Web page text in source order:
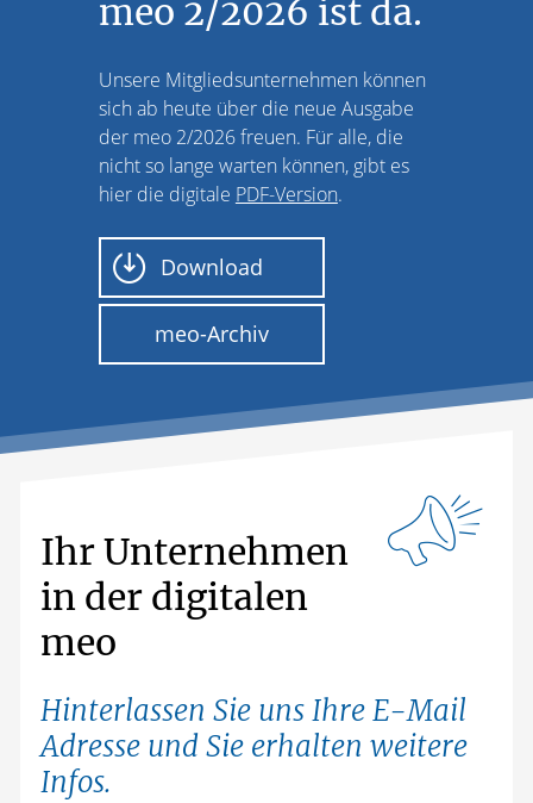
meo 2/2026 ist da.
Unsere Mitgliedsunternehmen können
sich ab heute über die neue Ausgabe
der meo 2/2026 freuen. Für alle, die
nicht so lange warten können, gibt es
hier die digitale PDF-Version.
Download
meo-Archiv
Ihr Unternehmen
in der digitalen
meo
Hinterlassen Sie uns Ihre E-Mail
Adresse und Sie erhalten weitere
Infos.